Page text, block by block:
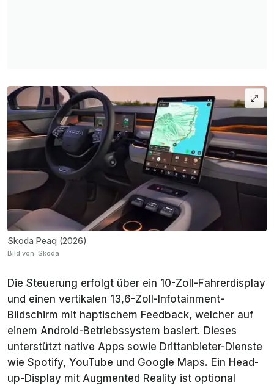
Skoda Peaq (2026)
Bild von: Skoda
Die Steuerung erfolgt über ein 10-Zoll-Fahrerdisplay
und einen vertikalen 13,6-Zoll-Infotainment-
Bildschirm mit haptischem Feedback, welcher auf
einem Android-Betriebssystem basiert. Dieses
unterstützt native Apps sowie Drittanbieter-Dienste
wie Spotify, YouTube und Google Maps. Ein Head-
up-Display mit Augmented Reality ist optional